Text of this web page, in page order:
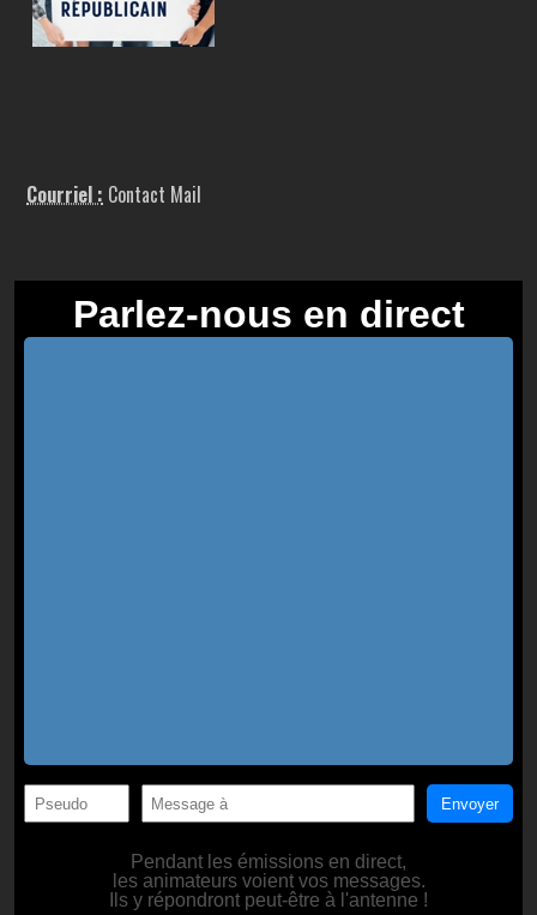
Courriel : Contact Mail